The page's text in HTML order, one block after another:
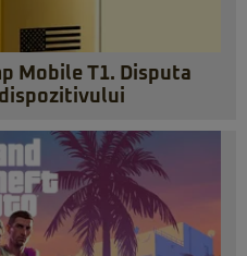
Mobile T1. Disputa